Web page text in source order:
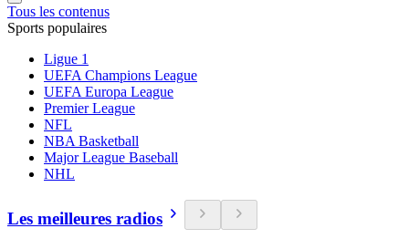
Tous les contenus
Sports populaires
Ligue 1
UEFA Champions League
UEFA Europa League
Premier League
NFL
NBA Basketball
Major League Baseball
NHL
Les meilleures radios